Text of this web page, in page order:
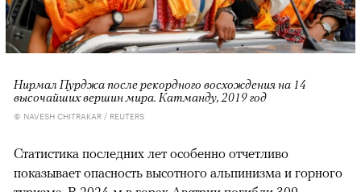
Нирмал Пурджа после рекордного восхождения на 14
высочайших вершин мира. Катманду, 2019 год
© NAVESH CHITRAKAR / REUTERS
Статистика последних лет особенно отчетливо
показывает опасность высотного альпинизма и горного